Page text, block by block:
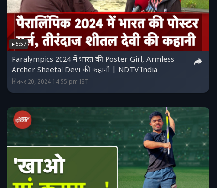
5:57
Paralympics 2024 में भारत की Poster Girl, Armless
Archer Sheetal Devi की कहानी | NDTV India
सितंबर 20, 2024 14:55 pm IST